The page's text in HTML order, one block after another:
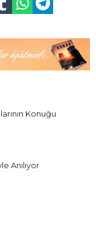
Konuğu
Anılıyor